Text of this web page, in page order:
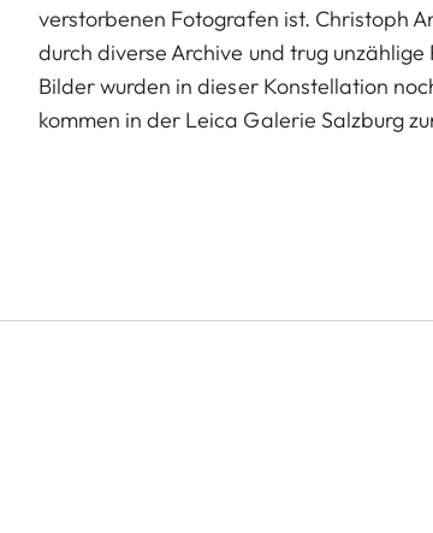
verstorbenen Fotografen ist. Christoph
durch diverse Archive und trug unzählige
Bilder wurden in dieser Konstellation
kommen in der Leica Galerie Salzburg